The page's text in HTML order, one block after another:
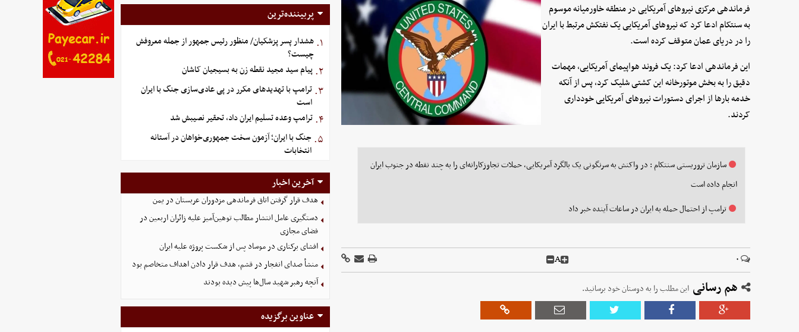
فرماندهی مرکزی نیروهای آمریکایی در منطقه خاورمیانه موسوم
به سنتکام ادعا کرد که نیروهای آمریکایی یک نفتکش مرتبط با ایران
را در دریای عمان متوقف کرده است.
این فرماندهی ادعا کرد: یک فروند هواپیمای آمریکایی، مهمات
دقیق را به بخش موتورخانه این کشتی شلیک کرد، پس از آنکه
خدمه بارها از اجرای دستورات نیروهای آمریکایی خودداری
کردند.
سازمان تروریستی سنتکام : در واکنش به سرنگونی یک بالگرد آمریکایی، حملات تجاوزکارانه‌ای را به چند نقطه در جنوب ایران
انجام داده است
ترامپ از احتمال حمله به ایران در ساعات آینده خبر داد
۰ A
هم رسانی این مطلب را به دوستان خود برسانید.
پربیننده‌ترین
۱. هشدار پسر پزشکیان/ منظور رئیس جمهور از جمله معروفش
چیست؟
۲. پیام سید مجید نقطه زن به بسیجیان کاشان
۳. ترامپ با تهدیدهای مکرر در پی عادی‌سازی جنگ با ایران
است
۴. ترامپ وعده تسلیم ایران داد، تحقیر نصیبش شد
۵. جنگ با ایران؛ آزمون سخت جمهوری‌خواهان در آستانه
انتخابات
آخرین اخبار
هدف قرار گرفتن اتاق‌ فرماندهی مزدوران عربستان در یمن
دستگیری عامل انتشار مطالب توهین‌آمیز علیه زائران اربعین در
فضای مجازی
افشای برکناری در موساد پس از شکست پروژه علیه ایران
منشأ صدای انفجار در قشم، هدف قرار دادن اهداف متخاصم بود
آنچه رهبر شهید سال‌ها پیش دیده بودند
عناوین برگزیده